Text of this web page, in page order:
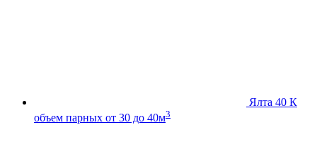
Ялта 40 К
объем парных от 30 до 40м3